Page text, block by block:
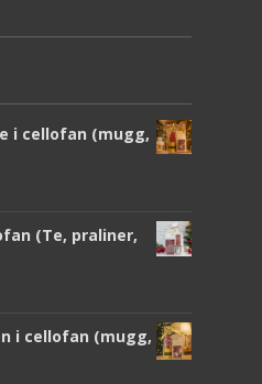
i cellofan (mugg,
(Te, praliner,
i cellofan (mugg,